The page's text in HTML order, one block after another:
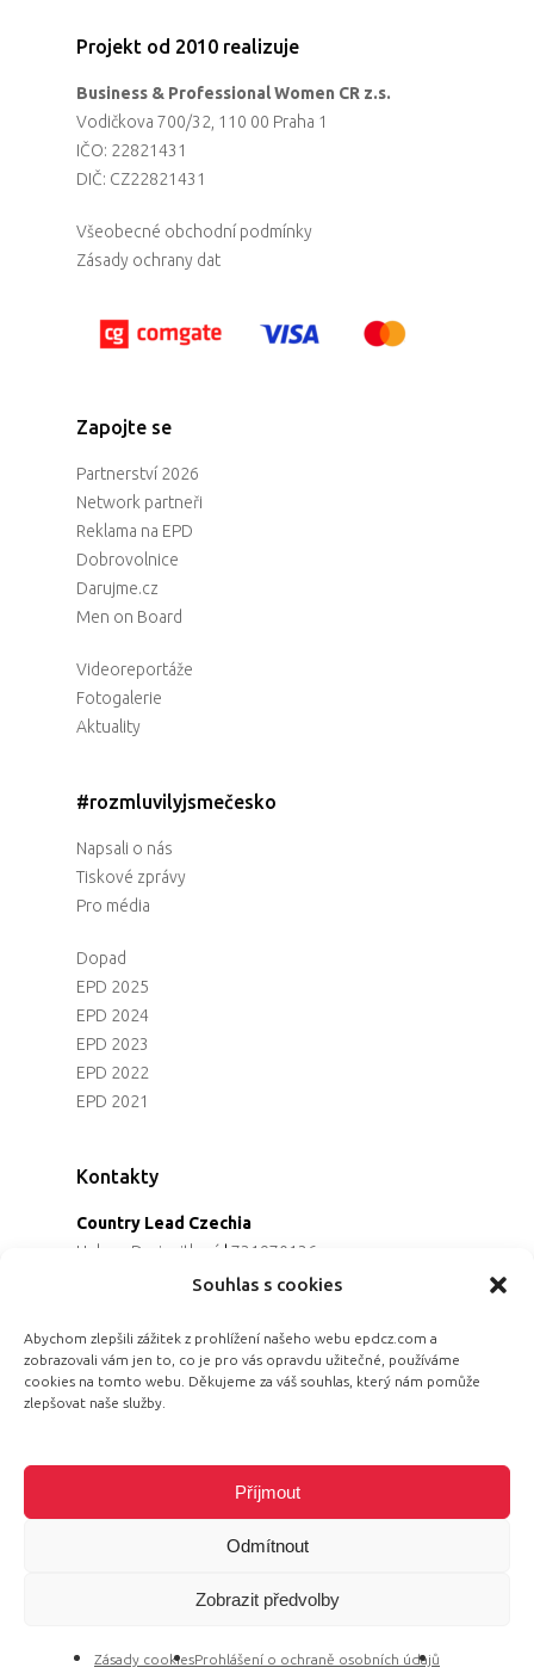
Souhlas s cookies
Abychom zlepšili zážitek z prohlížení našeho webu epdcz.com a
zobrazovali vám jen to, co je pro vás opravdu užitečné, používáme
cookies na tomto webu. Děkujeme za váš souhlas, který nám pomůže
zlepšovat naše služby.
Příjmout
Odmítnout
Zobrazit předvolby
Zásady cookiesProhlášení o ochraně osobních údajů
Projekt od 2010 realizuje
Business & Professional Women CR z.s.
Vodičkova 700/32, 110 00 Praha 1
IČO: 22821431
DIČ: CZ22821431
Všeobecné obchodní podmínky
Zásady ochrany dat
Zapojte se
Partnerství 2026
Network partneři
Reklama na EPD
Dobrovolnice
Darujme.cz
Men on Board
Videoreportáže
Fotogalerie
Aktuality
#rozmluvilyjsmečesko
Napsali o nás
Tiskové zprávy
Pro média
Dopad
EPD 2025
EPD 2024
EPD 2023
EPD 2022
EPD 2021
Kontakty
Country Lead Czechia
Helena Dreiseitlová | 731970136
Koordinátorka projektu
Programová ředitelka
Jana Černoušková |607782535
Partnerství & fundraising
730158883
© 2026 Equal Pay Day.